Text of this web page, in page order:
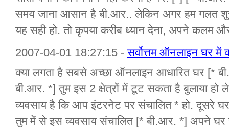
समय जाना आसान है बी.आर.. लेकिन अगर हम गलत
यह सही हो. तो कृपया करीब ध्यान देना, अपने कलम
2007-04-01 18:27:15 -सर्वोत्तम ऑनलाइन घर में
क्या लगता है सबसे अच्छा ऑनलाइन आधारित घर [*
बी.आर. *] तुम इस 2 क्षेत्रों में टूट सकता है बुलाया
व्यवसाय है कि आप इंटरनेट पर संचालित * हो. दूसरे
तुम में से इस व्यवसाय संचालित [* बी.आर. *] अपने घर